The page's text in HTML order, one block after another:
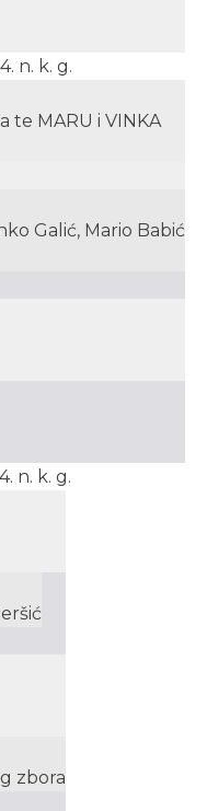
n. k. g.
te MARU i VINKA
Galić, Mario Babić
n. k. g.
zbora